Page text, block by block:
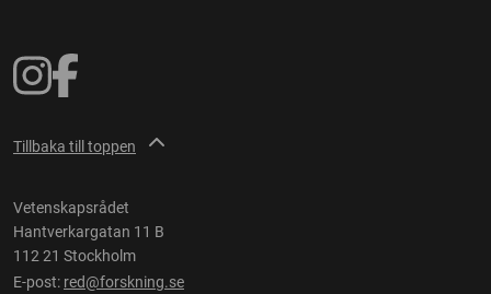
Tillbaka till toppen
Vetenskapsrådet
Hantverkargatan 11 B
112 21 Stockholm
E-post: red@forskning.se